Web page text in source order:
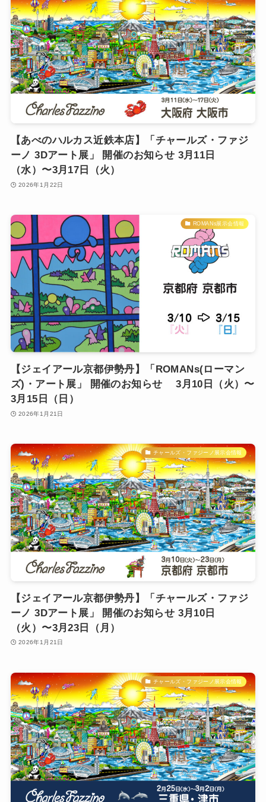
【あべのハルカス近鉄本店】「チャールズ・ファジ
ーノ 3Dアート展」 開催のお知らせ 3月11日
（水）〜3月17日（火）
2026年1月22日
ROMANs展示会情報
【ジェイアール京都伊勢丹】「ROMANs(ローマン
ズ)・アート展」 開催のお知らせ 3月10日（火）〜
3月15日（日）
2026年1月21日
チャールズ・ファジーノ展示会情報
【ジェイアール京都伊勢丹】「チャールズ・ファジ
ーノ 3Dアート展」 開催のお知らせ 3月10日
（火）〜3月23日（月）
2026年1月21日
チャールズ・ファジーノ展示会情報